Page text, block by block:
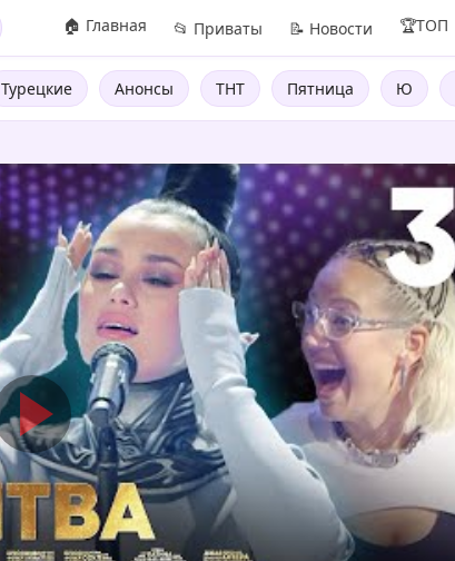
🏠 Главная 📂 Приваты 📝 Новости 🏆ТОП
Турецкие Анонсы ТНТ Пятница Ю